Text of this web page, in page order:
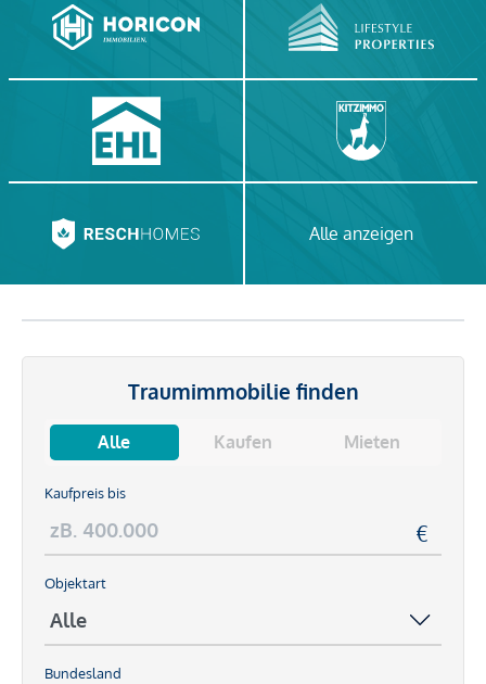
Alle anzeigen
Traumimmobilie finden
Alle Kaufen Mieten
Kaufpreis bis
Objektart
Bundesland